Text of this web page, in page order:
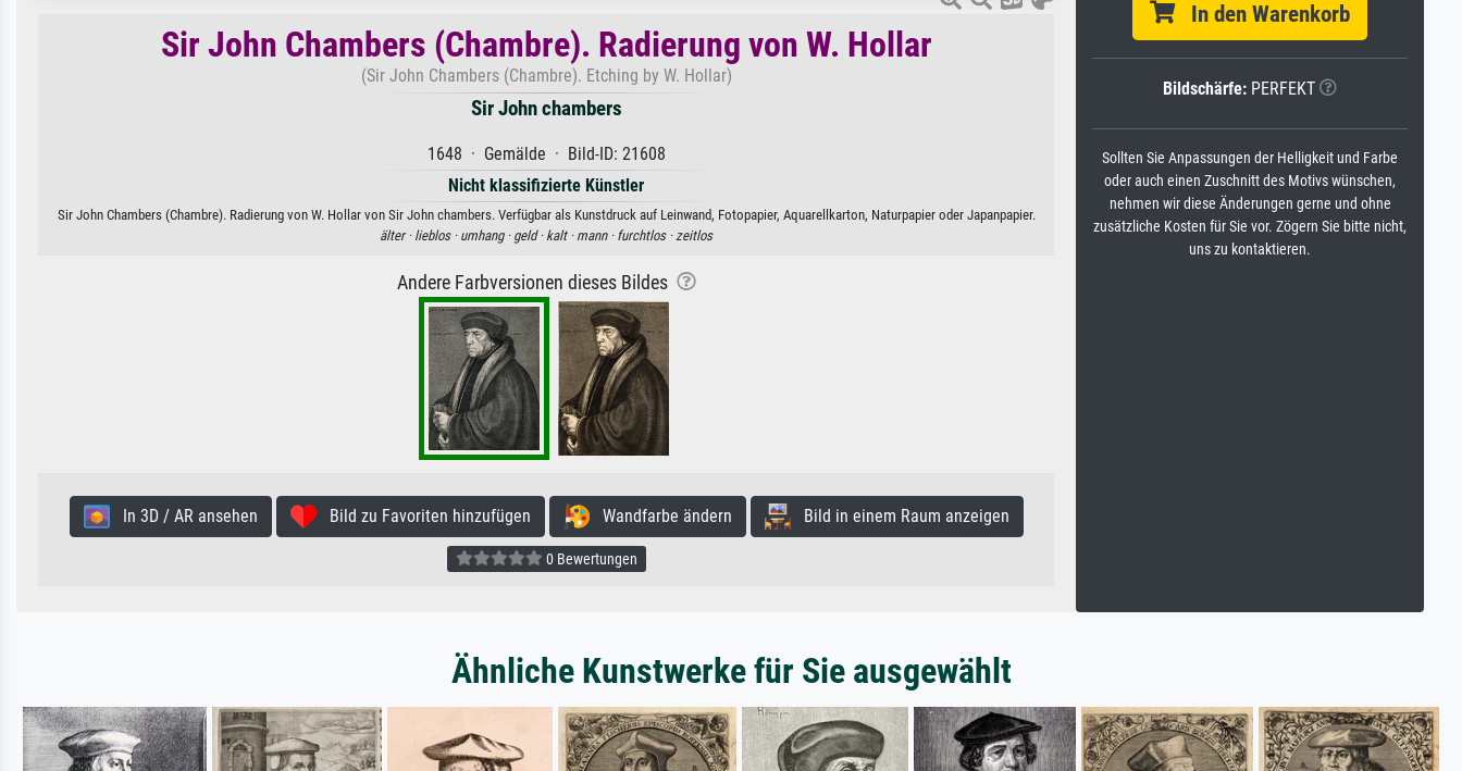
Sir John Chambers (Chambre). Radierung von W. Hollar
(Sir John Chambers (Chambre). Etching by W. Hollar)
Sir John chambers
1648 · Gemälde · Bild-ID: 21608
Nicht klassifizierte Künstler
Sir John Chambers (Chambre). Radierung von W. Hollar von Sir John chambers. Verfügbar als Kunstdruck auf Leinwand, Fotopapier, Aquarellkarton, Naturpapier oder Japanpapier.
älter · lieblos · umhang · geld · kalt · mann · furchtlos · zeitlos
Andere Farbversionen dieses Bildes
In 3D / AR ansehen Bild zu Favoriten hinzufügen Wandfarbe ändern Bild in einem Raum anzeigen
0 Bewertungen
In den Warenkorb
Bildschärfe: PERFEKT
Sollten Sie Anpassungen der Helligkeit und Farbe
oder auch einen Zuschnitt des Motivs wünschen,
nehmen wir diese Änderungen gerne und ohne
zusätzliche Kosten für Sie vor. Zögern Sie bitte nicht,
uns zu kontaktieren.
Ähnliche Kunstwerke für Sie ausgewählt